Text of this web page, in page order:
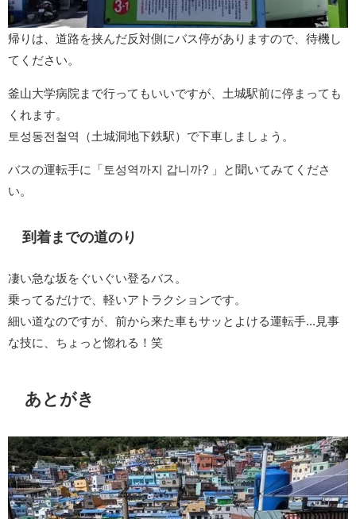
帰りは、道路を挟んだ反対側にバス停がありますので、待機し
てください。
釜山大学病院まで行ってもいいですが、土城駅前に停まっても
くれます。
토성동전철역（土城洞地下鉄駅）で下車しましょう。
バスの運転手に「토성역까지 갑니까? 」と聞いてみてくださ
い。
到着までの道のり
凄い急な坂をぐいぐい登るバス。
乗ってるだけで、軽いアトラクションです。
細い道なのですが、前から来た車もサッとよける運転手...見事
な技に、ちょっと惚れる！笑
あとがき